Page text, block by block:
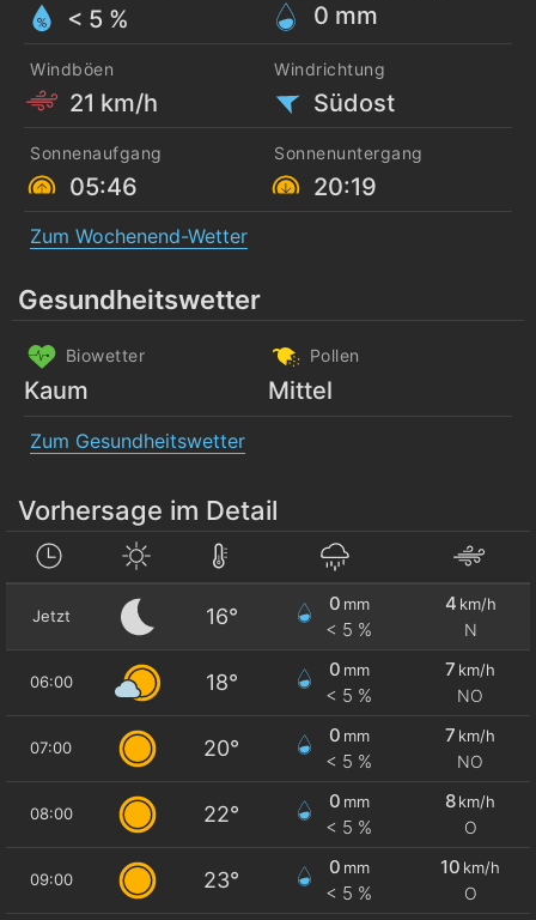
< 5 % 0 mm
Windböen
21 km/h
Windrichtung
Südost
Sonnenaufgang
05:46
Sonnenuntergang
20:19
Zum Wochenend-Wetter
Gesundheitswetter
Biowetter
Kaum
Pollen
Mittel
Zum Gesundheitswetter
Vorhersage im Detail
Jetzt 16°
0 mm
< 5 %
4 km/h
N
06:00 18°
0 mm
< 5 %
7 km/h
NO
07:00 20°
0 mm
< 5 %
7 km/h
NO
08:00 22°
0 mm
< 5 %
8km/h
O
09:00 23°
0 mm
< 5 %
10 km/h
O